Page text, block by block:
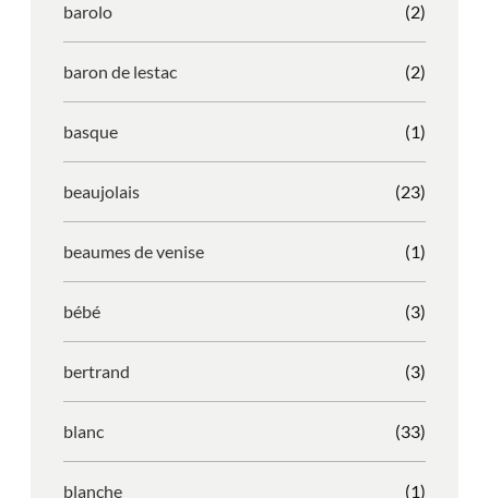
barolo (2)
baron de lestac (2)
basque (1)
beaujolais (23)
beaumes de venise (1)
bébé (3)
bertrand (3)
blanc (33)
blanche (1)